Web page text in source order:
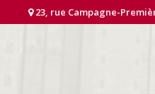
23, rue Campagne-